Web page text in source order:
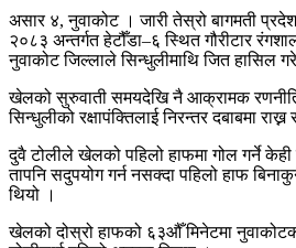
असार ४, नुवाकोट । जारी तेस्रो बागमती
२०८३ अन्तर्गत हेटौँडा–६ स्थित गौरीटार
नुवाकोट जिल्लाले सिन्धुलीमाथि जित हासिल
खेलको सुरुवाती समयदेखि नै आक्रामक
सिन्धुलीको रक्षापंक्तिलाई निरन्तर दबाबमा
दुवै टोलीले खेलको पहिलो हाफमा गोल गर्ने केही
तापनि सदुपयोग गर्न नसक्दा पहिलो हाफ
थियो ।
खेलको दोस्रो हाफको ६३औँ मिनेटमा